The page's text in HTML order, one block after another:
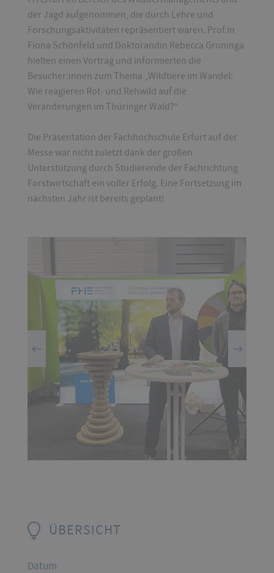
der Jagd aufgenommen, die durch Lehre und
Forschungsaktivitäten repräsentiert waren. Prof.in
Fiona Schönfeld und Doktorandin Rebecca Groninga
hielten einen Vortrag und informierten die
Besucher:innen zum Thema „Wildtiere im Wandel:
Wie reagieren Rot- und Rehwild auf die
Veränderungen im Thüringer Wald?“
Die Präsentation der Fachhochschule Erfurt auf der
Messe war nicht zuletzt dank der großen
Unterstützung durch Studierende der Fachrichtung
Forstwirtschaft ein voller Erfolg. Eine Fortsetzung im
nächsten Jahr ist bereits geplant!
ÜBERSICHT
Datum